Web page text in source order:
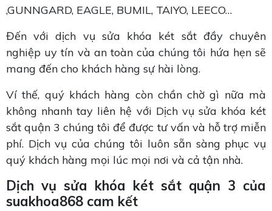
,GUNNGARD, EAGLE, BUMIL, TAIYO, LEECO…
Đến với dịch vụ sửa khóa két sắt đầy chuyên
nghiệp uy tín và an toàn của chúng tôi hứa hẹn sẽ
mang đến cho khách hàng sự hài lòng.
Ví thế, quý khách hàng còn chần chờ gì nữa mà
không nhanh tay liên hệ với Dịch vụ sửa khóa két
sắt quận 3 chúng tôi để được tư vấn và hỗ trợ miễn
phí. Dịch vụ của chúng tôi luôn sẵn sàng phục vụ
quý khách hàng mọi lúc mọi nơi và cả tận nhà.
Dịch vụ sửa khóa két sắt quận 3 của
suakhoa868 cam kết